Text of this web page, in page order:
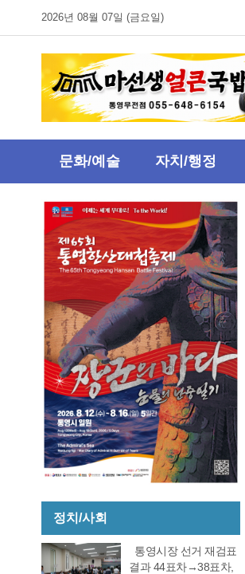
2026년 08월 07일 (금요일)
문화/예술 자치/행정
정치/사회
통영시장 선거 재검표
결과 44표차→38표차,